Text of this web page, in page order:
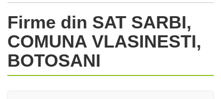
Firme din SAT SARBI,
COMUNA VLASINESTI,
BOTOSANI